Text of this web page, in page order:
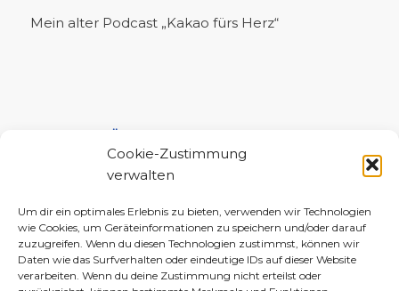
Cookie-Zustimmung
verwalten
Um dir ein optimales Erlebnis zu bieten, verwenden wir Technologien
wie Cookies, um Geräteinformationen zu speichern und/oder darauf
zuzugreifen. Wenn du diesen Technologien zustimmst, können wir
Daten wie das Surfverhalten oder eindeutige IDs auf dieser Website
verarbeiten. Wenn du deine Zustimmung nicht erteilst oder
Mein alter Podcast „Kakao fürs Herz“